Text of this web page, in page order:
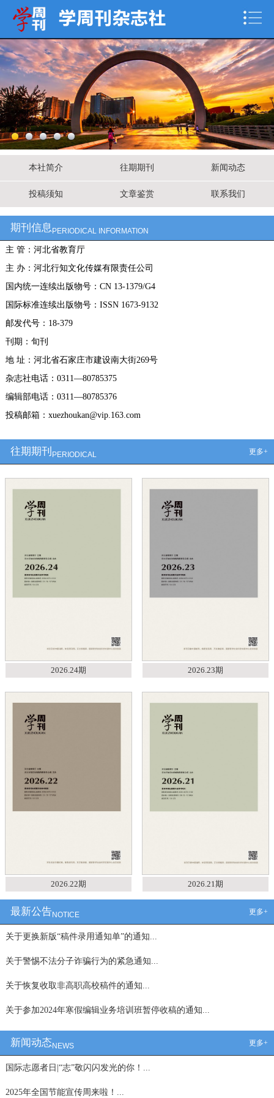
本社简介 往期期刊 新闻动态
投稿须知 文章鉴赏 联系我们
期刊信息 PERIODICAL INFORMATION
主 管：河北省教育厅
主 办：河北行知文化传媒有限责任公司
国内统一连续出版物号：CN 13-1379/G4
国际标准连续出版物号：ISSN 1673-9132
邮发代号：18-379
刊期：旬刊
地 址：河北省石家庄市建设南大街269号
杂志社电话：0311—80785375
编辑部电话：0311—80785376
投稿邮箱：xuezhoukan@vip.163.com
往期期刊 PERIODICAL 更多+
2026.24期 2026.23期
2026.22期 2026.21期
最新公告NOTICE 更多+
关于更换新版“稿件录用通知单”的通知...
关于警惕不法分子诈骗行为的紧急通知...
关于恢复收取非高职高校稿件的通知...
关于参加2024年寒假编辑业务培训班暂停收稿的通知...
新闻动态NEWS 更多+
国际志愿者日|“志”敬闪闪发光的你！...
2025年全国节能宣传周来啦！...